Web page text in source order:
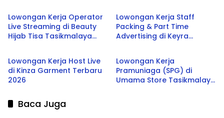
Lowongan Kerja Operator
Live Streaming di Beauty
Hijab Tisa Tasikmalaya
Lowongan Kerja Staff
Packing & Part Time
Advertising di Keyra
Tasikmalaya
Lowongan Kerja Host Live
di Kinza Garment Terbaru
2026
Tasikmalaya
Lowongan Kerja
Pramuniaga (SPG) di
Umama Store Tasikmalaya
Baca Juga